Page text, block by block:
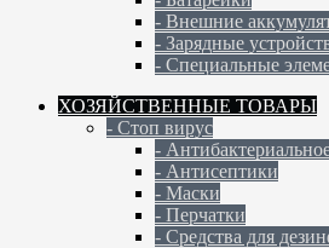
- Внешние
- Зарядные
- Специальные
ХОЗЯЙСТВЕННЫЕ ТОВАРЫ
- Стоп вирус
-
- Антисептики
- Маски
- Перчатки
- Средства для